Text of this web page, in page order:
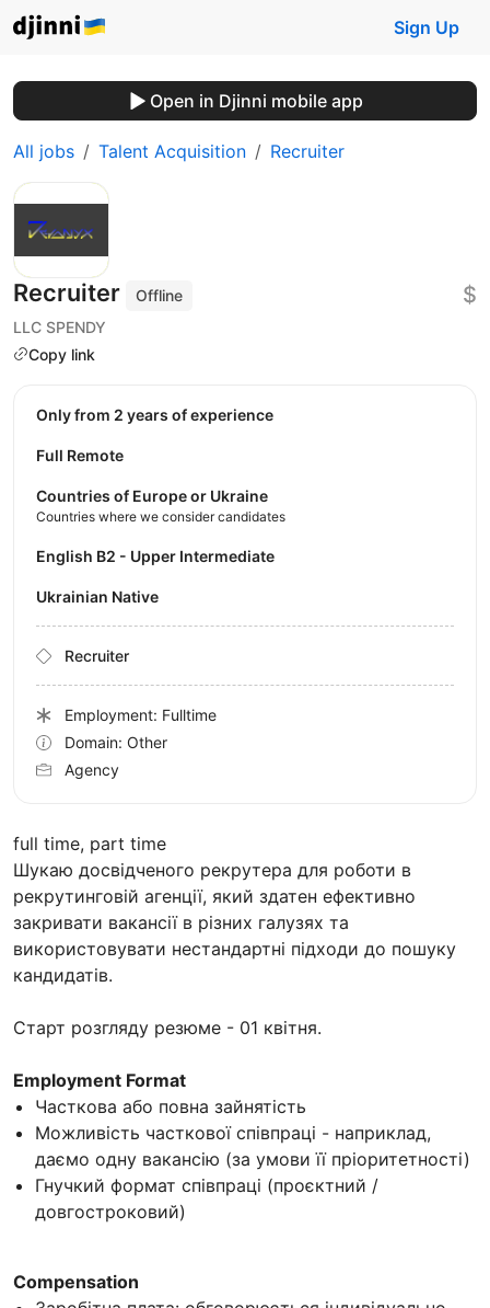
Sign Up
Open in Djinni mobile app
All jobs Talent Acquisition Recruiter
Recruiter
Offline
LLC SPENDY
Copy link
$
full time, part time
Шукаю досвідченого рекрутера для роботи в
рекрутинговій агенції, який здатен ефективно
закривати вакансії в різних галузях та
використовувати нестандартні підходи до пошуку
кандидатів.
Старт розгляду резюме - 01 квітня.
Employment Format
Часткова або повна зайнятість
Можливість часткової співпраці - наприклад,
даємо одну вакансію (за умови її пріоритетності)
Гнучкий формат співпраці (проєктний /
довгостроковий)
Compensation
Only from 2 years of experience
Full Remote
Countries of Europe or Ukraine
Countries where we consider candidates
English B2 - Upper Intermediate
Ukrainian Native
Recruiter
Employment: Fulltime
Domain: Other
Agency